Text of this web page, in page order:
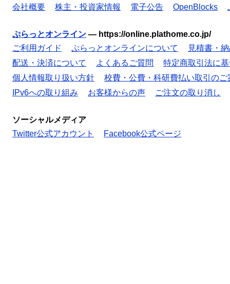
会社概要 株主・投資家情報 電子公告 OpenBlocks
ぷらっとオンライン — https://online.plathome.co.jp/
ご利用ガイド
ぷらっとオンラインについて
見積書・
配送・決済について
よくあるご質問
特定商取引法に
個人情報取り扱い方針
校費・公費・科研費払い取引のご
IPv6への取り組み
お客様からの声 ご注文の取り消し
ソーシャルメディア
Twitter公式アカウント
Facebook公式ページ